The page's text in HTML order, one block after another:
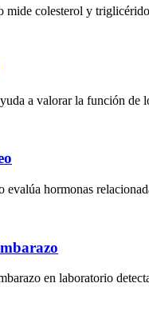
colesterol y
a valorar la función de
evalúa hormonas
en laboratorio